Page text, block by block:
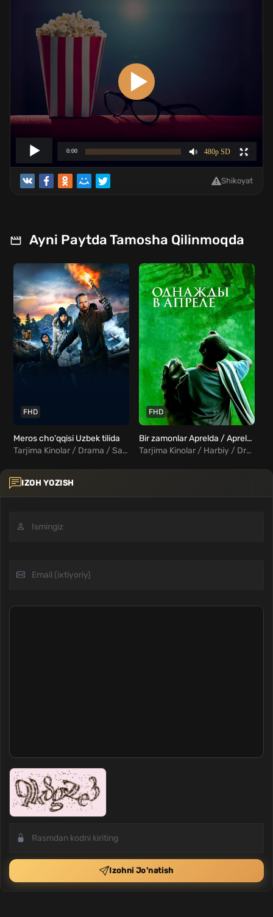
Shikoyat
Ayni Paytda Tamosha Qilinmoqda
FHD
Meros cho'qqisi Uzbek tilida
Tarjima Kinolar / Drama / Sarguzasht / Oilaviy / Xorij Kinolar Uzbek Tilida
FHD
Bir zamonlar Aprelda / Apreldagi voqealar / Bir vaqtlar Aprelda Uzbek tilida
Tarjima Kinolar / Harbiy / Drama / Tarixiy / Xorij Kinolar Uzbek Tilida
IZOH YOZISH
Izohni Jo'natish